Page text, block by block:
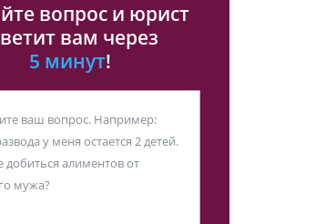
вопрос и юрист
вам через
5 минут!